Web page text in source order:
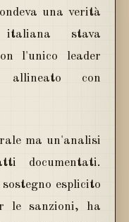
una verità
stava
l'unico leader
allineato con
ma un'analisi
documentati.
esplicito
le sanzioni, ha